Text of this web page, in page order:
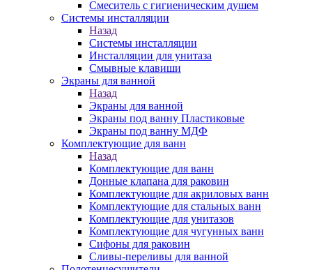
Смеситель с гигиеническим душем
Системы инсталляции
Назад
Системы инсталляции
Инсталляции для унитаза
Смывные клавиши
Экраны для ванной
Назад
Экраны для ванной
Экраны под ванну Пластиковые
Экраны под ванну МДФ
Комплектующие для ванн
Назад
Комплектующие для ванн
Донные клапана для раковин
Комплектующие для акриловых ванн
Комплектующие для стальных ванн
Комплектующие для унитазов
Комплектующие для чугунных ванн
Сифоны для раковин
Сливы-переливы для ванной